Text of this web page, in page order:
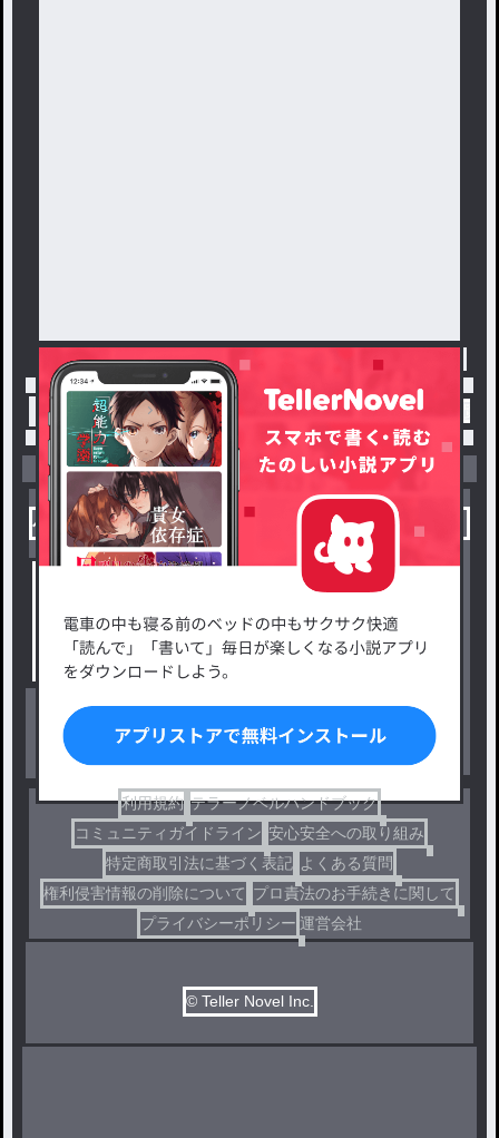
トップ 「#モニタリング」の人気小説・夢小説一覧
小説を探す
小説コンテスト応募・公募
出版・メディアミックス作品
ジャンルから探す
恋愛・ロマンス
ファンタジー・異世界・SF
ドラマ
利用規約 テラーノベルハンドブック
コミュニティガイドライン 安心安全への取り組み
特定商取引法に基づく表記 よくある質問
権利侵害情報の削除について プロ責法のお手続きに関して
プライバシーポリシー 運営会社
© Teller Novel Inc.